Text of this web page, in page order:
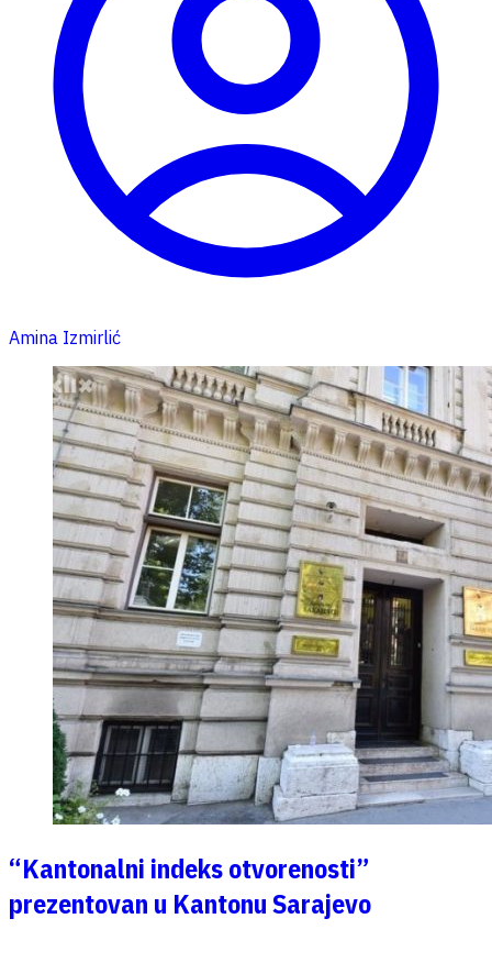
Amina Izmirlić
“Kantonalni indeks otvorenosti”
prezentovan u Kantonu Sarajevo